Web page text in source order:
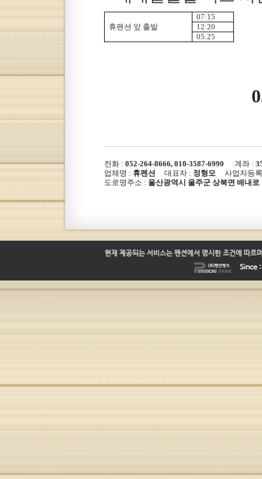
휴펜션 앞 출발
07:15
12:20
05:25
전화 : 052-264-8666, 010-3587-6990 계좌 :
업체명 : 휴펜션 대표자 : 정형모 사업자등
도로명주소 : 울산광역시 울주군 상북면 배내로
현재 제공되는 서비스는 펜션에서 명시한 조건에 따르
Since